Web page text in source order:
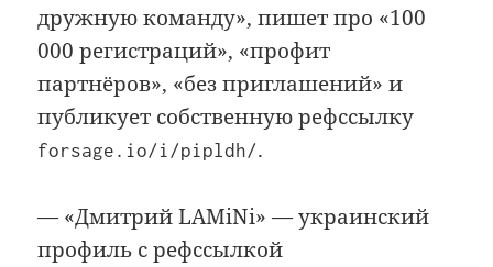
дружную команду», пишет про «100
000 регистраций», «профит
партнёров», «без приглашений» и
публикует собственную рефссылку
forsage.io/i/pipldh/.
— «Дмитрий LAMiNi» — украинский
профиль с рефссылкой